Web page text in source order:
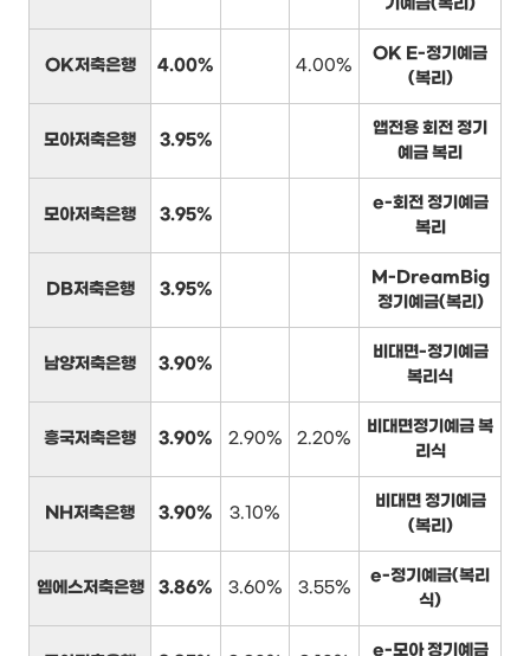
기예금(복리)
OK저축은행 4.00% 4.00%
OK E-정기예금
(복리)
모아저축은행 3.95%
앱전용 회전 정기
예금 복리
모아저축은행 3.95%
e-회전 정기예금
복리
DB저축은행 3.95%
M-DreamBig
정기예금(복리)
남양저축은행 3.90%
비대면-정기예금
복리식
흥국저축은행 3.90% 2.90% 2.20%
비대면정기예금 복
리식
NH저축은행 3.90% 3.10%
비대면 정기예금
(복리)
엠에스저축은행 3.86% 3.60% 3.55%
e-정기예금(복리
식)
e-모아 정기예금